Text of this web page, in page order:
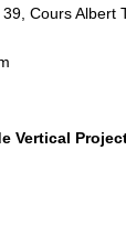
Cours Albert
Vertical